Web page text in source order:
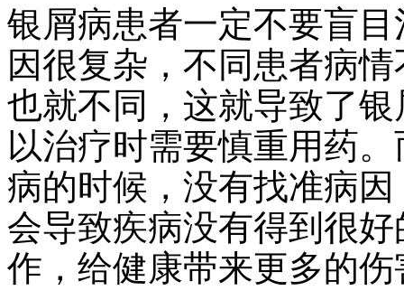
银屑病患者一定不要盲
因很复杂，不同患者病
也就不同，这就导致了
以治疗时需要慎重用药
病的时候，没有找准病
会导致疾病没有得到很
作，给健康带来更多的伤